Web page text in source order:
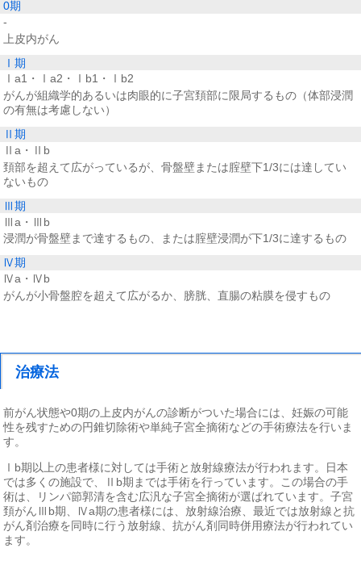
0期
-
上皮内がん
Ⅰ期
Ⅰa1・Ⅰa2・Ⅰb1・Ⅰb2
がんが組織学的あるいは肉眼的に子宮頚部に限局するもの（体部浸潤
の有無は考慮しない）
Ⅱ期
Ⅱa・Ⅱb
頚部を超えて広がっているが、骨盤壁または腟壁下1/3には達してい
ないもの
Ⅲ期
Ⅲa・Ⅲb
浸潤が骨盤壁まで達するもの、または腟壁浸潤が下1/3に達するもの
Ⅳ期
Ⅳa・Ⅳb
がんが小骨盤腔を超えて広がるか、膀胱、直腸の粘膜を侵すもの
治療法
前がん状態や0期の上皮内がんの診断がついた場合には、妊娠の可能
性を残すための円錐切除術や単純子宮全摘術などの手術療法を行いま
す。
Ⅰb期以上の患者様に対しては手術と放射線療法が行われます。日本
では多くの施設で、Ⅱb期までは手術を行っています。この場合の手
術は、リンパ節郭清を含む広汎な子宮全摘術が選ばれています。子宮
頚がんⅢb期、Ⅳa期の患者様には、放射線治療、最近では放射線と抗
がん剤治療を同時に行う放射線、抗がん剤同時併用療法が行われてい
ます。